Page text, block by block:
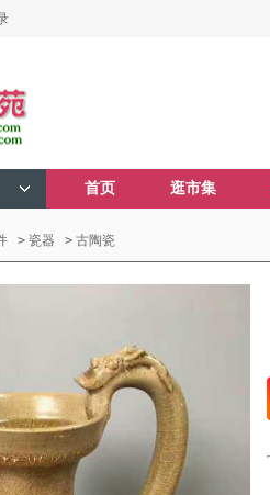
首页 逛市集
> 瓷器 > 古陶瓷